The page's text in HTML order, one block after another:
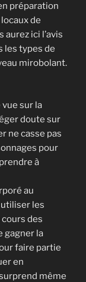
préparation
de
aurez ici l’avis
les types de
mirobolant.
sur la
doute sur
ne casse pas
pour
à
au
utiliser les
des
gagner la
faire partie
en
même